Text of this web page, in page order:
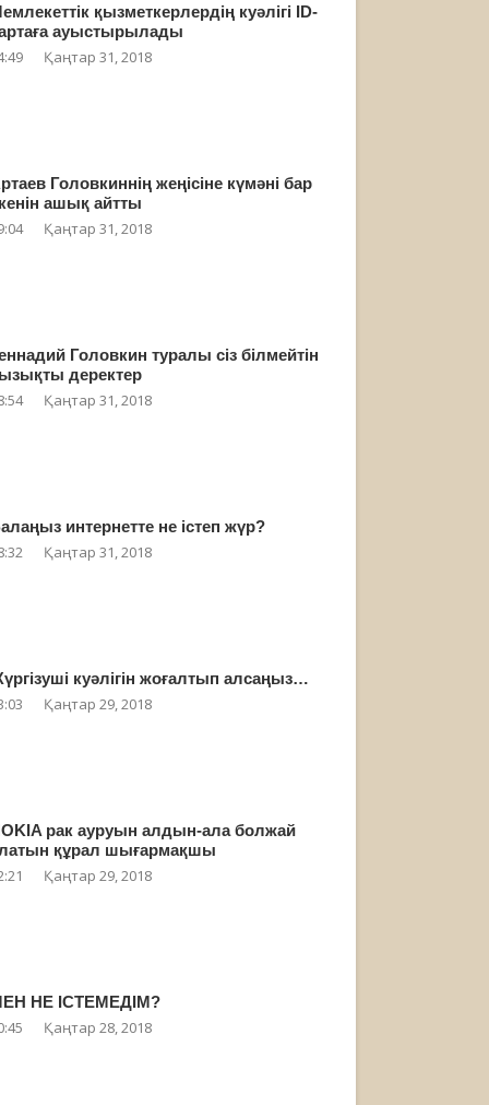
қызметкерлердің куәлігі ID-
ауыстырылады
Қаңтар 31, 2018
Головкиннің жеңісіне күмәні бар
ашық айтты
Қаңтар 31, 2018
Головкин туралы сіз білмейтін
деректер
Қаңтар 31, 2018
интернетте не істеп жүр?
Қаңтар 31, 2018
куәлігін жоғалтып алсаңыз…
Қаңтар 29, 2018
рак ауруын алдын-ала болжай
құрал шығармақшы
Қаңтар 29, 2018
НЕ ІСТЕМЕДІМ?
Қаңтар 28, 2018